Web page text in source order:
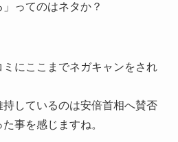
」ってのはネタか？
にここまでネガキャンをされ
しているのは安倍首相へ賛否
事を感じますね。